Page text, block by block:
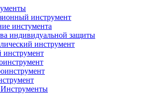
инструмент
инстумента
индивидуальной защиты
инструмент
инструмент